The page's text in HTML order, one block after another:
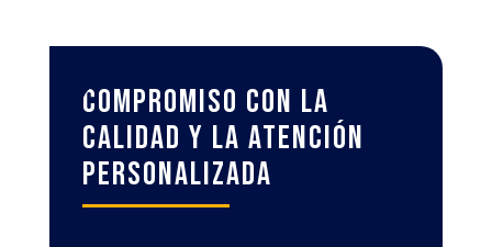
Compromiso con la
Calidad y la Atención
Personalizada